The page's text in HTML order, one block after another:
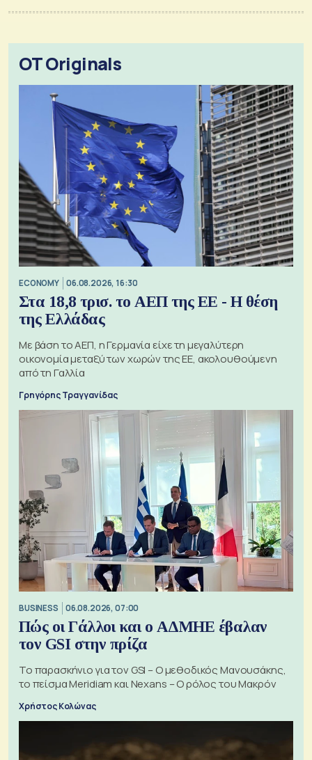
OT Originals
ECONOMY 06.08.2026, 16:30
Στα 18,8 τρισ. το ΑΕΠ της ΕΕ - Η θέση
της Ελλάδας
Με βάση το ΑΕΠ, η Γερμανία είχε τη μεγαλύτερη
οικονομία μεταξύ των χωρών της ΕΕ, ακολουθούμενη
από τη Γαλλία
Γρηγόρης Τραγγανίδας
BUSINESS 06.08.2026, 07:00
Πώς οι Γάλλοι και ο ΑΔΜΗΕ έβαλαν
τον GSI στην πρίζα
Το παρασκήνιο για τον GSI – Ο μεθοδικός Μανουσάκης,
το πείσμα Meridiam και Nexans – Ο ρόλος του Μακρόν
Χρήστος Κολώνας